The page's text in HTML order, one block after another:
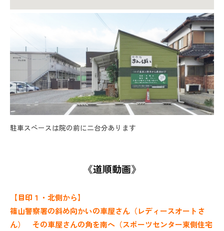
駐車スペースは院の前に二台分あります
《道順動画》
【目印１・北側から】
篠山警察署の斜め向かいの車屋さん（レディースオートさ
ん） その車屋さんの角を南へ（スポーツセンター東側住宅